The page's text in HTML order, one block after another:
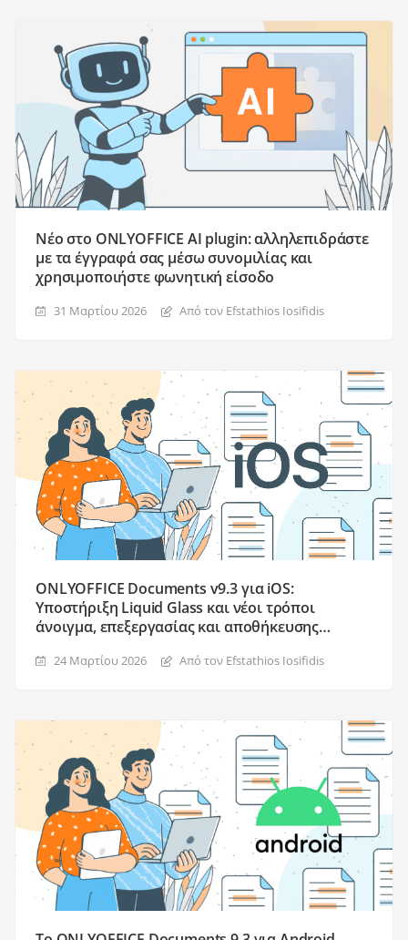
Νέο στο ONLYOFFICE AI plugin: αλληλεπιδράστε
με τα έγγραφά σας μέσω συνομιλίας και
χρησιμοποιήστε φωνητική είσοδο
31 Μαρτίου 2026 Από τον Efstathios Iosifidis
ONLYOFFICE Documents v9.3 για iOS:
Υποστήριξη Liquid Glass και νέοι τρόποι
άνοιγμα, επεξεργασίας και αποθήκευσης
24 Μαρτίου 2026 Από τον Efstathios Iosifidis